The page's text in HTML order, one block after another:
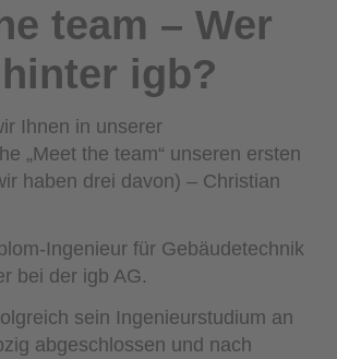
team – Wer
igb?
Ihnen in unserer
„Meet the team“ unseren ersten
haben drei davon) – Christian
Ingenieur für Gebäudetechnik
bei der igb AG.
sein Ingenieurstudium an
abgeschlossen und nach